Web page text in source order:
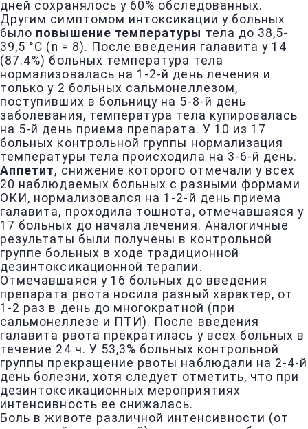
дней сохранялось у 60% обследованных.
Другим симптомом интоксикации у больных
было повышение температуры тела до 38,5-
39,5 °С (n = 8). После введения галавита у 14
(87.4%) больных температура тела
нормализовалась на 1-2-й день лечения и
только у 2 больных сальмонеллезом,
поступивших в больницу на 5-8-й день
заболевания, температура тела купировалась
на 5-й день приема препарата. У 10 из 17
больных контрольной группы нормализация
температуры тела происходила на 3-6-й день.
Аппетит, снижение которого отмечали у всех
20 наблюдаемых больных с разными формами
ОКИ, нормализовался на 1-2-й день приема
галавита, проходила тошнота, отмечавшаяся у
17 больных до начала лечения. Аналогичные
результаты были получены в контрольной
группе больных в ходе традиционной
дезинтоксикационной терапии.
Отмечавшаяся у 16 больных до введения
препарата рвота носила разный характер, от
1-2 раз в день до многократной (при
сальмонеллезе и ПТИ). После введения
галавита рвота прекратилась у всех больных в
течение 24 ч. У 53,3% больных контрольной
группы прекращение рвоты наблюдали на 2-4-й
день болезни, хотя следует отметить, что при
дезинтоксикационных мероприятиях
интенсивность ее снижалась.
Боль в животе различной интенсивности (от